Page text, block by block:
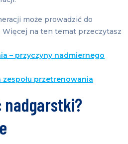
może prowadzić do
Więcej na ten temat przeczytasz
– przyczyny nadmiernego
przetrenowania
nadgarstki?